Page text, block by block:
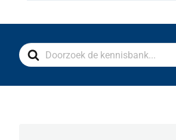
Search
For